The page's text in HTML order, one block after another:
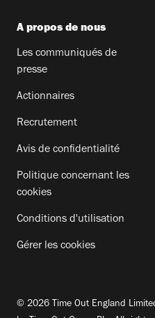
A propos de nous
Les communiqués de
presse
Actionnaires
Recrutement
Avis de confidentialité
Politique concernant les
cookies
Conditions d'utilisation
Gérer les cookies
© 2026 Time Out England